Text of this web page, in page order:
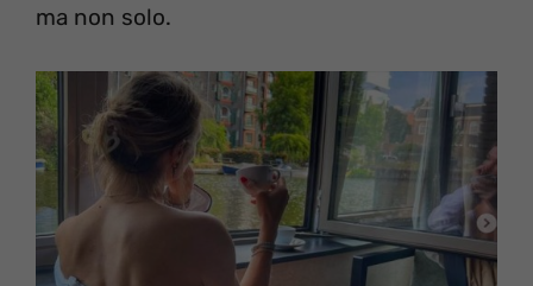
ma non solo.